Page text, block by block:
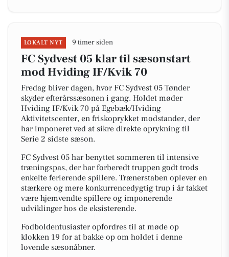
LOKALT NYT 9 timer siden
FC Sydvest 05 klar til sæsonstart
mod Hviding IF/Kvik 70
Fredag bliver dagen, hvor FC Sydvest 05 Tønder
skyder efterårssæsonen i gang. Holdet møder
Hviding IF/Kvik 70 på Egebæk/Hviding
Aktivitetscenter, en friskoprykket modstander, der
har imponeret ved at sikre direkte oprykning til
Serie 2 sidste sæson.
FC Sydvest 05 har benyttet sommeren til intensive
træningspas, der har forberedt truppen godt trods
enkelte ferierende spillere. Trænerstaben oplever en
stærkere og mere konkurrencedygtig trup i år takket
være hjemvendte spillere og imponerende
udviklinger hos de eksisterende.
Fodboldentusiaster opfordres til at møde op
klokken 19 for at bakke op om holdet i denne
lovende sæsonåbner.